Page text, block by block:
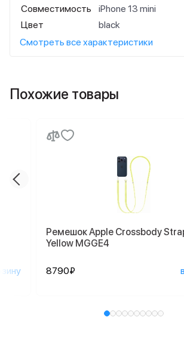
Совместимость
iPhone 13 mini
Цвет
black
Смотреть все характеристики
Похожие товары
Ремешок Apple Crossbody
Yellow MGGE4
8790₽